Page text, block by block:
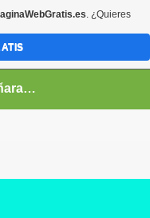
El Campo de Peñaranda (Salamanca)
. ¿Quieres